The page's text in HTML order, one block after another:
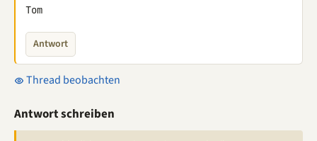
Tom
Antwort
Thread beobachten
Antwort schreiben